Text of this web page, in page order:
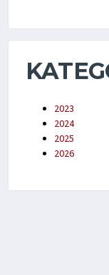
2023
2024
2025
2026